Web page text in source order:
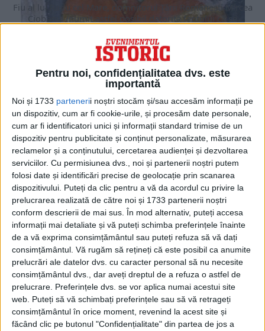
Pentru noi, confidențialitatea dvs. este
importantă
Noi și 1733 partenerii noștri stocăm și/sau accesăm informații pe
un dispozitiv, cum ar fi cookie-urile, și procesăm date personale,
cum ar fi identificatori unici și informații standard trimise de un
dispozitiv pentru publicitate și conținut personalizate, măsurarea
reclamelor și a conținutului, cercetarea audienței și dezvoltarea
serviciilor. Cu permisiunea dvs., noi și partenerii noștri putem
folosi date și identificări precise de geolocație prin scanarea
dispozitivului. Puteți da clic pentru a vă da acordul cu privire la
prelucrarea realizată de către noi și 1733 partenerii noștri
conform descrierii de mai sus. În mod alternativ, puteți accesa
informații mai detaliate și vă puteți schimba preferințele înainte
de a vă exprima consimțământul sau puteți refuza să vă dați
consimțământul. Vă rugăm să rețineți că este posibil ca anumite
prelucrări ale datelor dvs. cu caracter personal să nu necesite
consimțământul dvs., dar aveți dreptul de a refuza o astfel de
prelucrare. Preferințele dvs. se vor aplica numai acestui site
web. Puteți să vă schimbați preferințele sau să vă retrageți
consimțământul în orice moment, revenind la acest site și
făcând clic pe butonul "Confidențialitate" din partea de jos a
Fiu al lui Radu cel Mare, domnitorul Ţării Româneşti Mircea
Ciobanul (numit astfel posibil datorită faptului că se
Operațiunea Blue Peacock: Cum plănuiau britanicii să
oprească un atac nuclear sovietic
Pe măsură ce Războiul Rece a început să se intensifice, toate
țările au început să-și pună problema ce se va întâmpla
dacă...